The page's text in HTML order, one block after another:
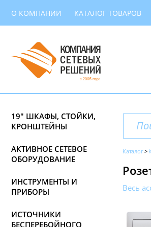
О КОМПАНИИ КАТАЛОГ ТОВАРОВ
19" ШКАФЫ, СТОЙКИ,
КРОНШТЕЙНЫ
АКТИВНОЕ СЕТЕВОЕ
ОБОРУДОВАНИЕ
ИНСТРУМЕНТЫ И
ПРИБОРЫ
ИСТОЧНИКИ
БЕСПЕРЕБОЙНОГО
Каталог
Весь